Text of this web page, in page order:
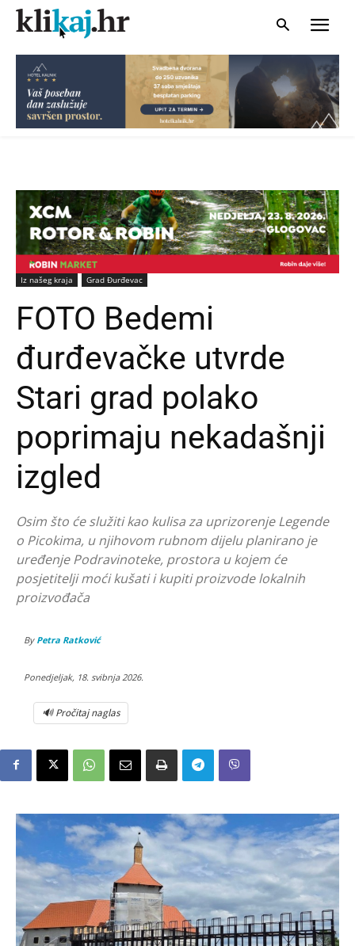
Iz našeg kraja Grad Đurđevac
FOTO Bedemi
đurđevačke utvrde
Stari grad polako
poprimaju nekadašnji
izgled
Osim što će služiti kao kulisa za uprizorenje Legende
o Picokima, u njihovom rubnom dijelu planirano je
uređenje Podravinoteke, prostora u kojem će
posjetitelji moći kušati i kupiti proizvode lokalnih
proizvođača
By Petra Ratković
Ponedjeljak, 18. svibnja 2026.
🔊 Pročitaj naglas